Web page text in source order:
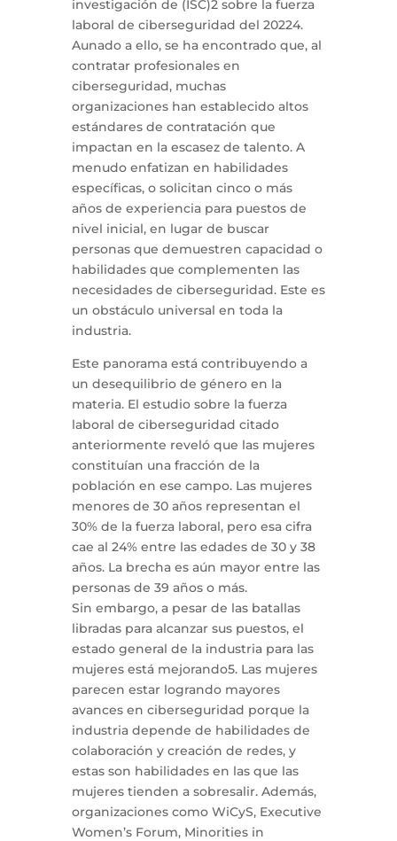
investigación de (ISC)2 sobre la fuerza
laboral de ciberseguridad del 20224.
Aunado a ello, se ha encontrado que, al
contratar profesionales en
ciberseguridad, muchas
organizaciones han establecido altos
estándares de contratación que
impactan en la escasez de talento. A
menudo enfatizan en habilidades
específicas, o solicitan cinco o más
años de experiencia para puestos de
nivel inicial, en lugar de buscar
personas que demuestren capacidad o
habilidades que complementen las
necesidades de ciberseguridad. Este es
un obstáculo universal en toda la
industria.
Este panorama está contribuyendo a
un desequilibrio de género en la
materia. El estudio sobre la fuerza
laboral de ciberseguridad citado
anteriormente reveló que las mujeres
constituían una fracción de la
población en ese campo. Las mujeres
menores de 30 años representan el
30% de la fuerza laboral, pero esa cifra
cae al 24% entre las edades de 30 y 38
años. La brecha es aún mayor entre las
personas de 39 años o más.
Sin embargo, a pesar de las batallas
libradas para alcanzar sus puestos, el
estado general de la industria para las
mujeres está mejorando5. Las mujeres
parecen estar logrando mayores
avances en ciberseguridad porque la
industria depende de habilidades de
colaboración y creación de redes, y
estas son habilidades en las que las
mujeres tienden a sobresalir. Además,
organizaciones como WiCyS, Executive
Women’s Forum, Minorities in